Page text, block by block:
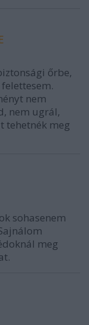
őrbe,
nem
nem ugrál,
tehetnék meg
sohasenem
meg